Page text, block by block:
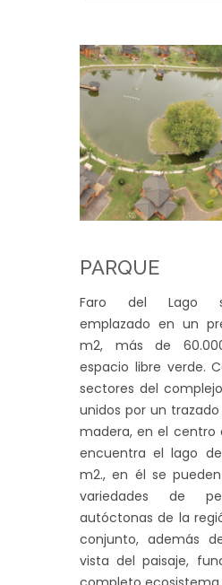
PARQUE
Faro del Lago
emplazado en un
m2, más de
espacio libre verde.
sectores del
unidos por un
madera, en el centro
encuentra el lago
m2., en él se
variedades de
autóctonas de la
conjunto, además
vista del paisaje,